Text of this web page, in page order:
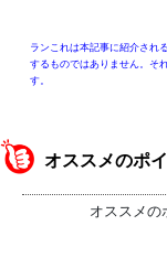
ランこれは本記事に紹介され
するものではありません。そ
す。
オススメのポ
オススメの